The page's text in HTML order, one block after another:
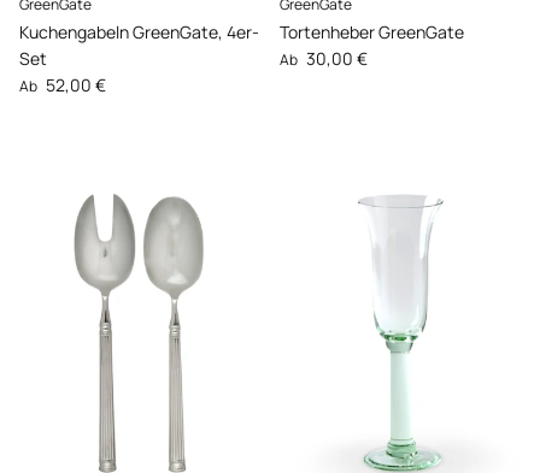
Kuchengabeln GreenGate, 4er-
Set
Normaler Preis
Ab 52,00 €
Tortenheber GreenGate
Normaler Preis
Ab 30,00 €